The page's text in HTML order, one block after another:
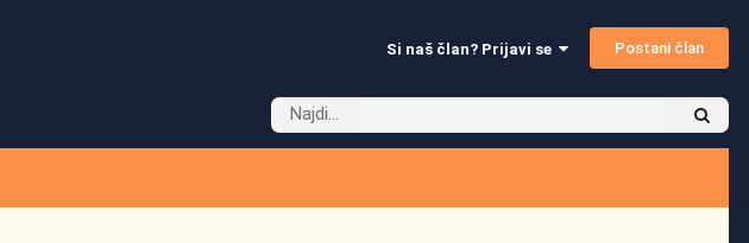
Si naš član? Prijavi se Postani član